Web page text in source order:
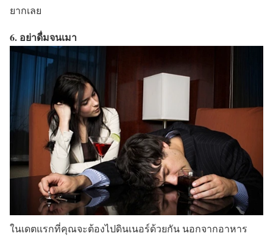
ยากเลย
6. อย่าดื่มจนเมา
ในเดตแรกที่คุณจะต้องไปดินเนอร์ด้วยกัน นอกจากอาหาร